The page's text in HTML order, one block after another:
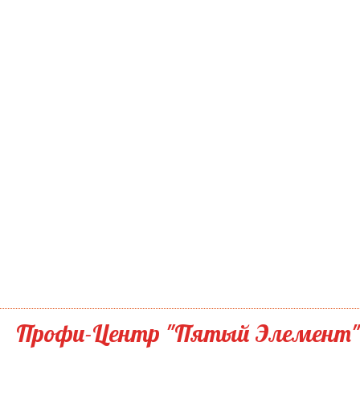
Профи-Центр "Пятый Элемент"